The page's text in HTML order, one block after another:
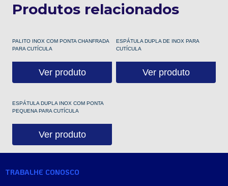
Produtos relacionados
PALITO INOX COM PONTA CHANFRADA
PARA CUTÍCULA
Ver produto
ESPÁTULA DUPLA DE INOX PARA
CUTÍCULA
Ver produto
ESPÁTULA DUPLA INOX COM PONTA
PEQUENA PARA CUTÍCULA
Ver produto
TRABALHE CONOSCO